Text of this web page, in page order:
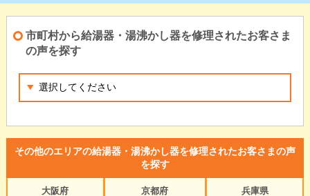
市町村から給湯器・湯沸かし器を修理されたお客さま
の声を探す
その他のエリアの給湯器・湯沸かし器を修理されたお客さまの声
を探す
大阪府
京都府
兵庫県